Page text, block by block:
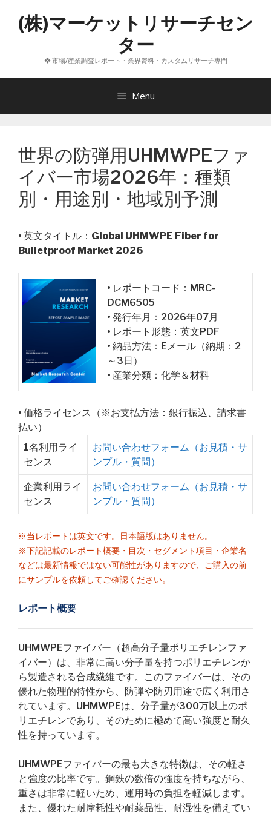
へ
(株)マーケットリサーチセン
ター
❖ 市場/産業調査レポート・業界資料・カスタムリサーチ専門
Menu
世界の防弾用UHMWPEファ
イバー市場2026年：種類
別・用途別・地域別予測
• 英文タイトル： Global UHMWPE Fiber for
Bulletproof Market 2026
• レポートコード：MRC-
DCM6505
• 発行年月：2026年07月
• レポート形態：英文PDF
• 納品方法：Eメール（納期：2
～3日）
• 産業分類：化学＆材料
• 価格ライセンス（※お支払方法：銀行振込、請求書
払い）
1名利用ライ
センス
お問い合わせフォーム（お見積・サ
ンプル・質問）
企業利用ライ
センス
お問い合わせフォーム（お見積・サ
ンプル・質問）
※当レポートは英文です。日本語版はありません。
※下記記載のレポート概要・目次・セグメント項目・企業名
などは最新情報ではない可能性がありますので、ご購入の前
にサンプルを依頼してご確認ください。
レポート概要
UHMWPEファイバー（超高分子量ポリエチレンファ
イバー）は、非常に高い分子量を持つポリエチレンか
ら製造される合成繊維です。このファイバーは、その
優れた物理的特性から、防弾や防刃用途で広く利用さ
れています。UHMWPEは、分子量が300万以上のポ
リエチレンであり、そのために極めて高い強度と耐久
性を持っています。
UHMWPEファイバーの最も大きな特徴は、その軽さ
と強度の比率です。鋼鉄の数倍の強度を持ちながら、
重さは非常に軽いため、運用時の負担を軽減します。
また、優れた耐摩耗性や耐薬品性、耐湿性を備えてい